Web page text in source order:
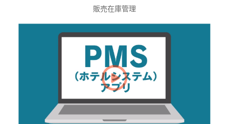
販売在庫管理